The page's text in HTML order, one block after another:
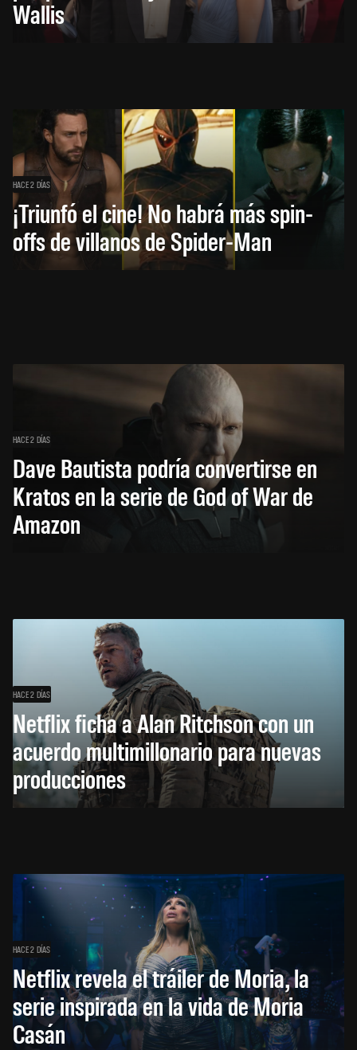
Wallis
HACE 2 DÍAS
¡Triunfó el cine! No habrá más spin-
offs de villanos de Spider-Man
HACE 2 DÍAS
Dave Bautista podría convertirse en
Kratos en la serie de God of War de
Amazon
HACE 2 DÍAS
Netflix ficha a Alan Ritchson con un
acuerdo multimillonario para nuevas
producciones
HACE 2 DÍAS
Netflix revela el tráiler de Moria, la
serie inspirada en la vida de Moria
Casán